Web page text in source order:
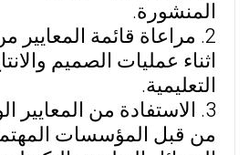
المنشورة.
2. مراعاة قائمة
اثناء عمليات الصميم
التعليمية.
3. الاستفادة من المعايير
من قبل المؤسسات